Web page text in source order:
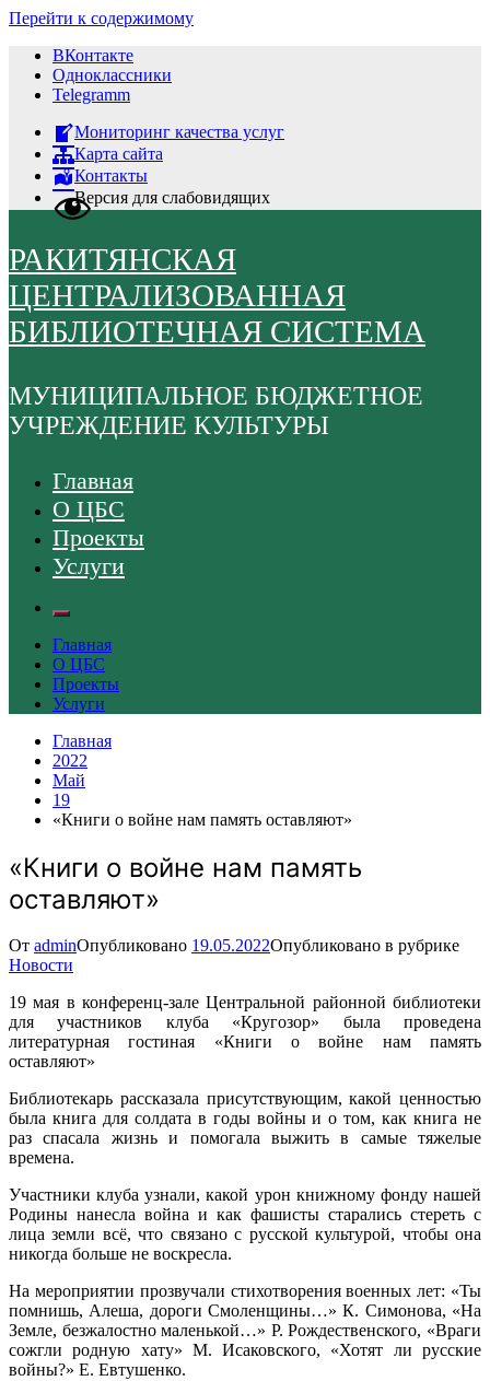
Перейти к содержимому
ВКонтакте
Одноклассники
Telegramm
Мониторинг качества услуг
Карта сайта
Контакты
Версия для слабовидящих
РАКИТЯНСКАЯ
ЦЕНТРАЛИЗОВАННАЯ
БИБЛИОТЕЧНАЯ СИСТЕМА
МУНИЦИПАЛЬНОЕ БЮДЖЕТНОЕ
УЧРЕЖДЕНИЕ КУЛЬТУРЫ
Главная
О ЦБС
Проекты
Услуги
Главная
О ЦБС
Проекты
Услуги
Главная
2022
Май
19
«Книги о войне нам память оставляют»
«Книги о войне нам память
оставляют»
От adminОпубликовано 19.05.2022Опубликовано в рубрике
Новости
19 мая в конференц-зале Центральной районной библиотеки
для участников клуба «Кругозор» была проведена
литературная гостиная «Книги о войне нам память
оставляют»
Библиотекарь рассказала присутствующим, какой ценностью
была книга для солдата в годы войны и о том, как книга не
раз спасала жизнь и помогала выжить в самые тяжелые
времена.
Участники клуба узнали, какой урон книжному фонду нашей
Родины нанесла война и как фашисты старались стереть с
лица земли всё, что связано с русской культурой, чтобы она
никогда больше не воскресла.
На мероприятии прозвучали стихотворения военных лет: «Ты
помнишь, Алеша, дороги Смоленщины…» К. Симонова, «На
Земле, безжалостно маленькой…» Р. Рождественского, «Враги
сожгли родную хату» М. Исаковского, «Хотят ли русские
войны?» Е. Евтушенко.